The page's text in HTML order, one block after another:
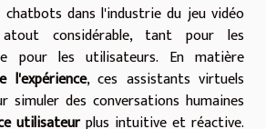
dans l'industrie du jeu vidéo
considérable, tant pour les
pour les utilisateurs. En matière
l'expérience, ces assistants virtuels
simuler des conversations humaines
utilisateurplus intuitive et réactive.